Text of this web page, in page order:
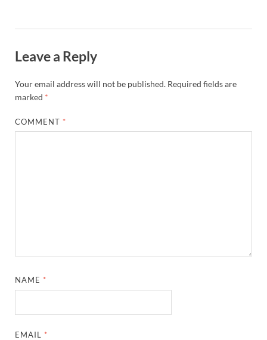
Leave a Reply
Your email address will not be published. Required fields are
marked *
COMMENT *
NAME *
EMAIL *